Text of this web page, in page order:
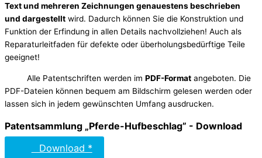
Text und mehreren Zeichnungen genauestens beschrieben
und dargestellt wird. Dadurch können Sie die Konstruktion und
Funktion der Erfindung in allen Details nachvollziehen! Auch als
Reparaturleitfaden für defekte oder überholungsbedürftige Teile
geeignet!
Alle Patentschriften werden imPDF-Format angeboten. Die
PDF-Dateien können bequem am Bildschirm gelesen werden oder
lassen sich in jedem gewünschten Umfang ausdrucken.
Patentsammlung „Pferde-Hufbeschlag” - Download
Download *